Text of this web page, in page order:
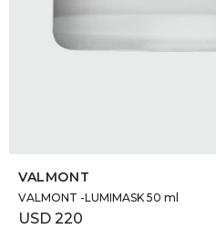
VALMONT
VALMONT -LUMIMASK 50 ml
USD 220